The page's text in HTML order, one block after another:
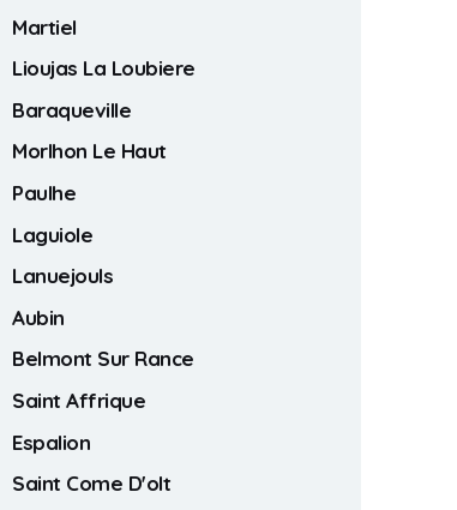
Martiel
Lioujas La Loubiere
Baraqueville
Morlhon Le Haut
Paulhe
Laguiole
Lanuejouls
Aubin
Belmont Sur Rance
Saint Affrique
Espalion
Saint Come D'olt